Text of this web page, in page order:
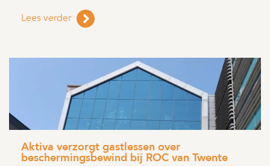
Lees verder
Aktiva verzorgt gastlessen over
beschermingsbewind bij ROC van Twente